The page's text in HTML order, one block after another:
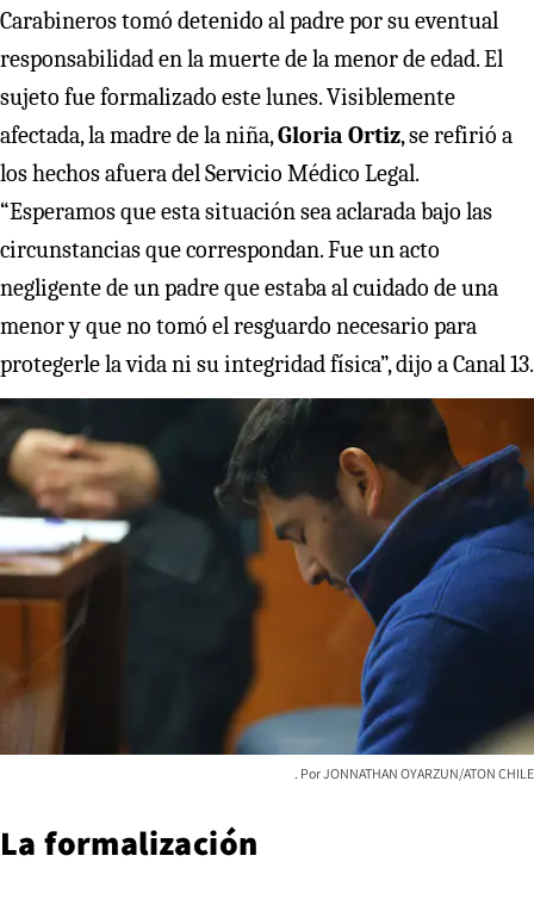
Carabineros tomó detenido al padre por su eventual
responsabilidad en la muerte de la menor de edad. El
sujeto fue formalizado este lunes. Visiblemente
afectada, la madre de la niña,Gloria Ortiz, se refirió a
los hechos afuera del Servicio Médico Legal.
“Esperamos que esta situación sea aclarada bajo las
circunstancias que correspondan. Fue un acto
negligente de un padre que estaba al cuidado de una
menor y que no tomó el resguardo necesario para
protegerle la vida ni su integridad física”, dijo a Canal 13.
JONNATHAN OYARZUN/ATON CHILE
La formalización